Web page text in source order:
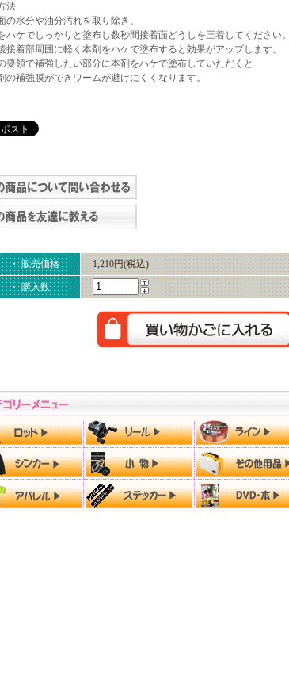
法
の水分や油分汚れを取り除き、
ハケでしっかりと塗布し数秒間接着面どうしを圧着してください
接着部周囲に軽く本剤をハケで塗布すると効果がアップします。
要領で補強したい部分に本剤をハケで塗布していただくと
の補強膜ができワームが避けにくくなります。
・ 販売価格 1,210円(税込)
・ 購入数